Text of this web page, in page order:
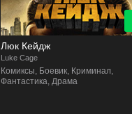
Люк Кейдж
Luke Cage
Комиксы, Боевик, Криминал,
Фантастика, Драма